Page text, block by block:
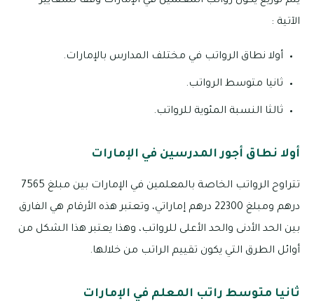
الآتية :
أولا نطاق الرواتب في مختلف المدارس بالإمارات.
ثانيا متوسط الرواتب.
ثالثا النسبة المئوية للرواتب.
أولا نطاق أجور المدرسين في الإمارات
تتراوح الرواتب الخاصة بالمعلمين في الإمارات بين مبلغ 7565
درهم ومبلغ 22300 درهم إماراتي، وتعتبر هذه الأرقام هي الفارق
بين الحد الأدنى والحد الأعلى للرواتب، وهذا يعتبر هذا الشكل من
أوائل الطرق التي يكون تقييم الراتب من خلالها.
ثانيا متوسط راتب المعلم في الإمارات